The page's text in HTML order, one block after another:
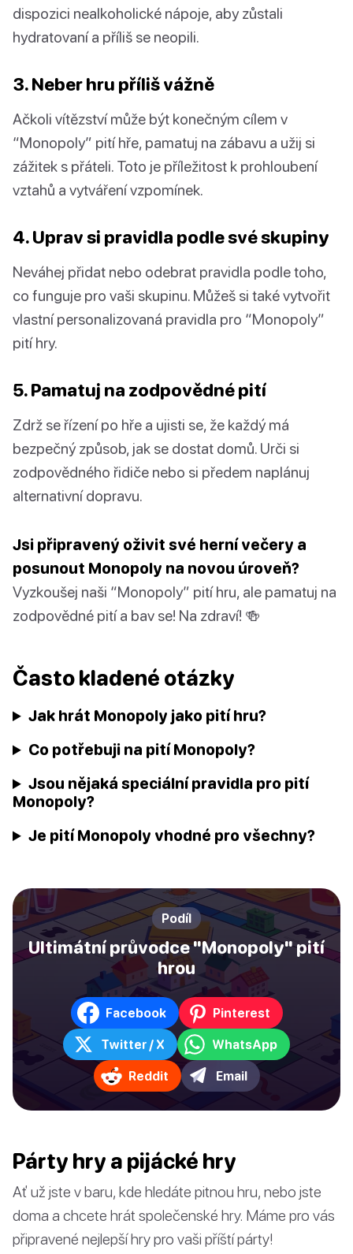
dispozici nealkoholické nápoje, aby zůstali
hydratovaní a příliš se neopili.
3. Neber hru příliš vážně
Ačkoli vítězství může být konečným cílem v
“Monopoly” pití hře, pamatuj na zábavu a užij si
zážitek s přáteli. Toto je příležitost k prohloubení
vztahů a vytváření vzpomínek.
4. Uprav si pravidla podle své skupiny
Neváhej přidat nebo odebrat pravidla podle toho,
co funguje pro vaši skupinu. Můžeš si také vytvořit
vlastní personalizovaná pravidla pro “Monopoly”
pití hry.
5. Pamatuj na zodpovědné pití
Zdrž se řízení po hře a ujisti se, že každý má
bezpečný způsob, jak se dostat domů. Urči si
zodpovědného řidiče nebo si předem naplánuj
alternativní dopravu.
Jsi připravený oživit své herní večery a
posunout Monopoly na novou úroveň?
Vyzkoušej naši “Monopoly” pití hru, ale pamatuj na
zodpovědné pití a bav se! Na zdraví! 🍻
Často kladené otázky
Jak hrát Monopoly jako pití hru?
Co potřebuji na pití Monopoly?
Jsou nějaká speciální pravidla pro pití
Monopoly?
Je pití Monopoly vhodné pro všechny?
Podíl
Ultimátní průvodce "Monopoly" pití
hrou
Facebook Pinterest
Twitter / X WhatsApp
Reddit Email
Párty hry a pijácké hry
Ať už jste v baru, kde hledáte pitnou hru, nebo jste
doma a chcete hrát společenské hry. Máme pro vás
připravené nejlepší hry pro vaši příští párty!